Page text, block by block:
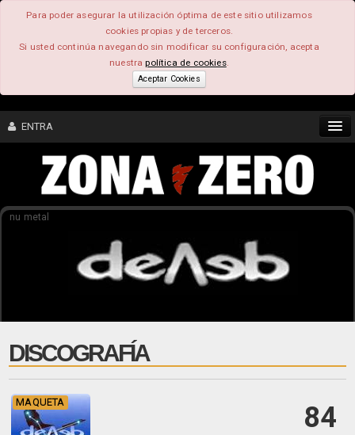
Para poder asegurar la utilización óptima de este sitio utilizamos
cookies propias y de terceros.
Si usted continúa navegando sin modificar su configuración, acepta
nuestrapolítica de cookies.
Aceptar Cookies
ENTRA
CONTENIDO
FEEEDBACK
nu metal
DISCOGRAFÍA
84
MAQUETA